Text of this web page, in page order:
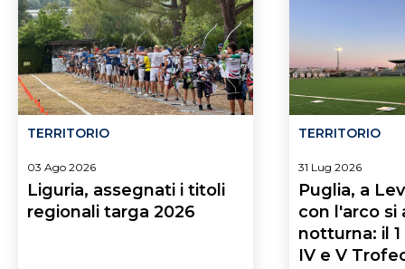
TERRITORIO
03 Ago 2026
Liguria, assegnati i titoli
regionali targa 2026
TERRITORIO
31 Lug 2026
Puglia, a
con l'arco si
notturna: il
IV e V